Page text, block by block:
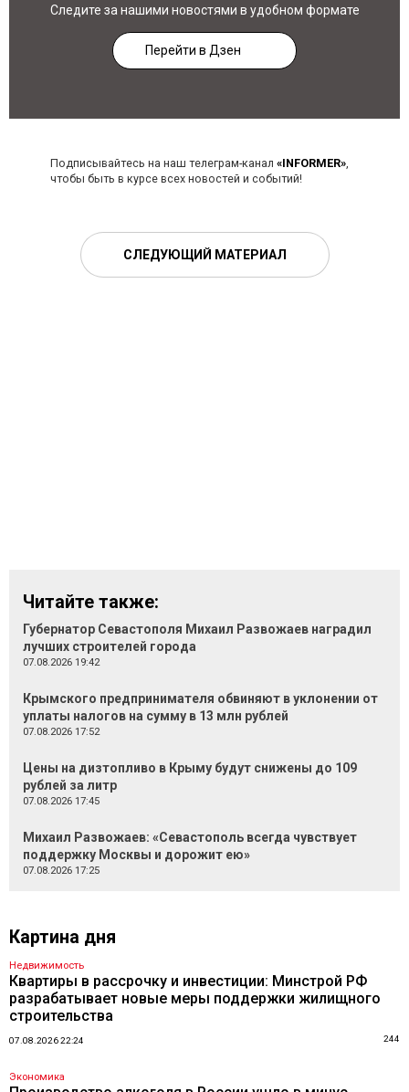
Следите за нашими новостями в удобном формате
Перейти в Дзен
Подписывайтесь на наш телеграм-канал «INFORMER»,
чтобы быть в курсе всех новостей и событий!
СЛЕДУЮЩИЙ МАТЕРИАЛ
Читайте также:
Губернатор Севастополя Михаил Развожаев наградил
лучших строителей города
07.08.2026 19:42
Крымского предпринимателя обвиняют в уклонении от
уплаты налогов на сумму в 13 млн рублей
07.08.2026 17:52
Цены на дизтопливо в Крыму будут снижены до 109
рублей за литр
07.08.2026 17:45
Михаил Развожаев: «Севастополь всегда чувствует
поддержку Москвы и дорожит ею»
07.08.2026 17:25
Картина дня
Недвижимость
Квартиры в рассрочку и инвестиции: Минстрой РФ
разрабатывает новые меры поддержки жилищного
строительства
07.08.2026 22:24 244
Экономика